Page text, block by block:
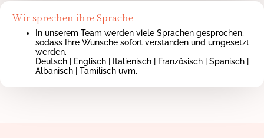
Wir sprechen ihre Sprache
In unserem Team werden viele Sprachen gesprochen,
sodass Ihre Wünsche sofort verstanden und umgesetzt
werden.
Deutsch | Englisch | Italienisch | Französisch | Spanisch |
Albanisch | Tamilisch uvm.